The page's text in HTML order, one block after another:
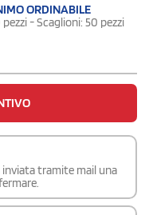
ORDINABILE
pezzi - Scaglioni: 50 pezzi
tramite mail una